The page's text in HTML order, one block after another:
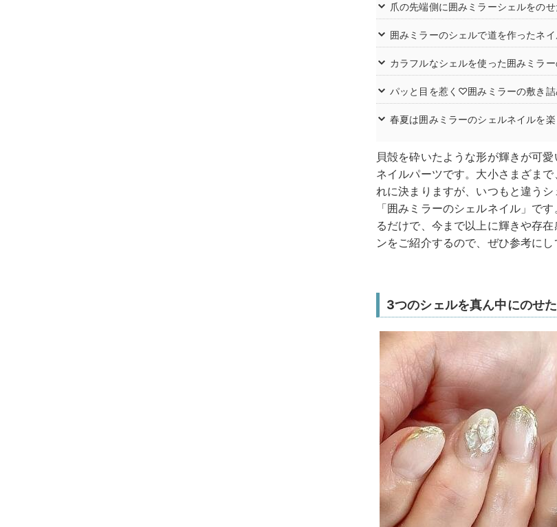
爪の先端側に囲みミラーシェルをの
囲みミラーのシェルで道を作ったネ
カラフルなシェルを使った囲みミラ
パッと目を惹く♡囲みミラーの敷き
春夏は囲みミラーのシェルネイルを
貝殻を砕いたような形が輝きが可
ネイルパーツです。大小さまざま
れに決まりますが、いつもと違う
「囲みミラーのシェルネイル」で
るだけで、今まで以上に輝きや存
ンをご紹介するので、ぜひ参考にし
3つのシェルを真ん中にのせ